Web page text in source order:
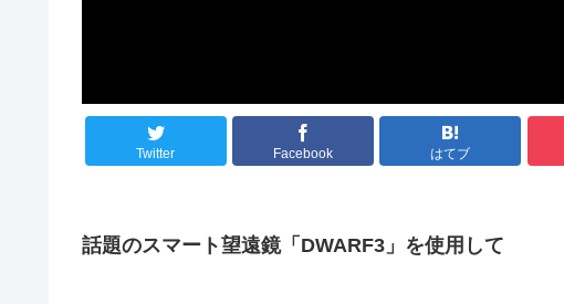
Twitter Facebook はてブ
話題のスマート望遠鏡「DWARF3」を使用して